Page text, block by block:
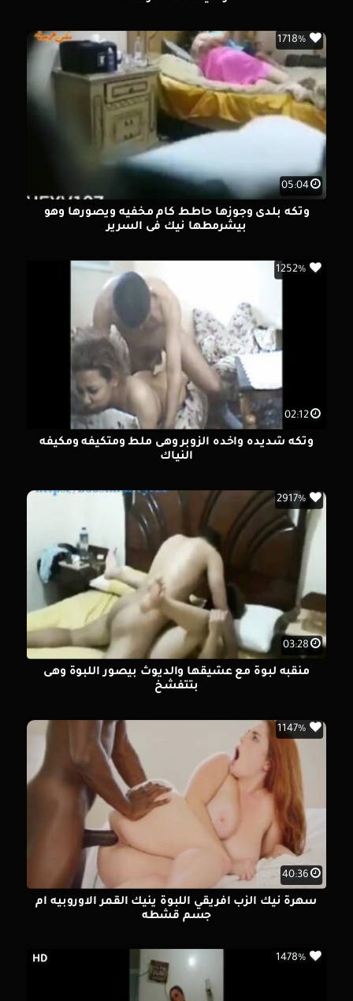
05:04
1718%
وتكه بلدى وجوزها حاطط كام مخفيه ويصورها وهو
بيشرمطها نيك فى السرير
02:12
1252%
وتكه شديده واخده الزوبر وهى ملط ومتكيفه ومكيفه
النياك
03:28
2917%
منقبه لبوة مع عشيقها والديوث بيصور اللبوة وهى
بتتفشخ
40:36
1147%
سهرة نيك الزب افريقي اللبوة ينيك القمر الاوروبيه ام
جسم قشطه
HD 1478%